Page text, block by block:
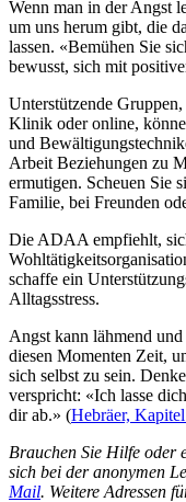
Wenn man in der Angst
um uns herum gibt, die
lassen. «Bemühen Sie
bewusst, sich mit
Unterstützende
Klinik oder online,
und
Arbeit Beziehungen zu
ermutigen. Scheuen Sie
Familie, bei Freunden
Die ADAA empfiehlt,
schaffe ein
Alltagsstress.
Angst kann lähmend
diesen Momenten Zeit,
sich selbst zu sein.
verspricht: «Ich lasse
dir ab.» (Hebräer,
Brauchen Sie Hilfe oder
sich bei der anonymen
Mail. Weitere Adressen